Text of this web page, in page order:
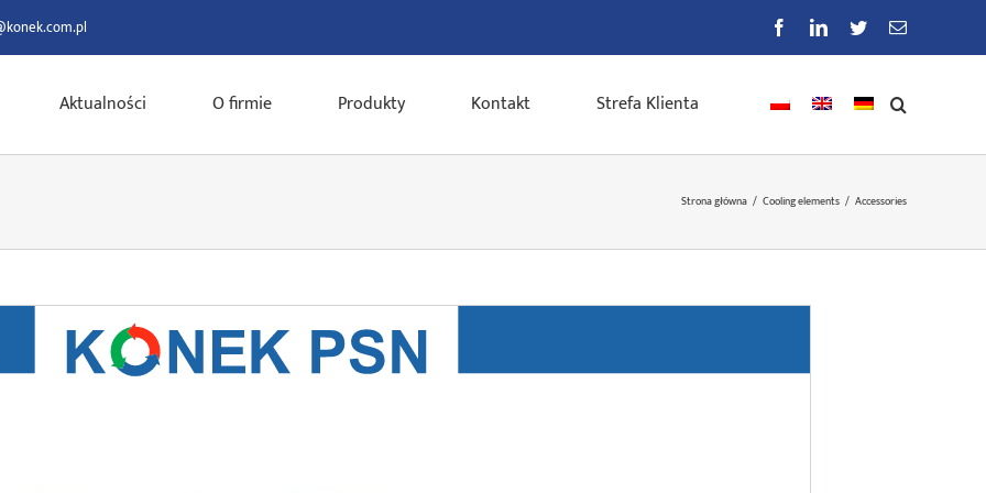
FacebookLinkedIn
TwitterE-
Aktualności O firmie Produkty Kontakt Strefa Klienta
Strona główna / Cooling elements / Accessories